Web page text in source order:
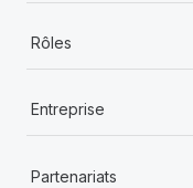
Rôles
Entreprise
Partenariats